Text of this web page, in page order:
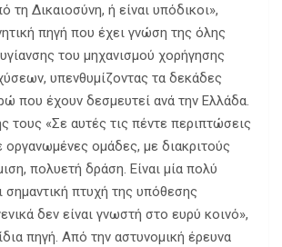
τη Δικαιοσύνη, ή είναι υπόδικοι»,
πηγή που έχει γνώση της όλης
του μηχανισμού χορήγησης
υπενθυμίζοντας τα δεκάδες
που έχουν δεσμευτεί ανά την Ελλάδα.
τους «Σε αυτές τις πέντε περιπτώσεις
ομάδες, με διακριτούς
πολυετή δράση. Είναι μία πολύ
σημαντική πτυχή της υπόθεσης
δεν είναι γνωστή στο ευρύ κοινό»,
πηγή. Από την αστυνομική έρευνα